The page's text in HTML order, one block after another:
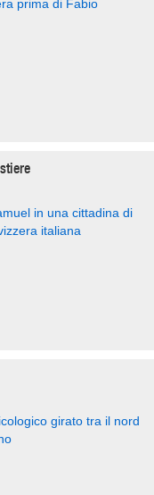
prima di Fabio
in una cittadina di
italiana
girato tra il nord